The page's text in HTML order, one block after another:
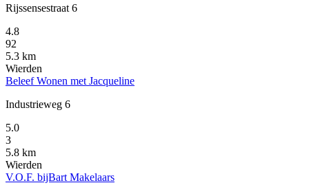
Rijssensestraat 6
4.8
92
5.3 km
Wierden
Beleef Wonen met Jacqueline
Industrieweg 6
5.0
3
5.8 km
Wierden
V.O.F. bijBart Makelaars